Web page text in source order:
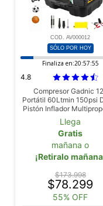
COD. AV000012
SÓLO POR HOY
Finaliza en:20:57:53
4.8
Compresor Gadnic
Portátil 60Ltmin 150psi
Pistón Inflador
Llega
Gratis
mañana o
¡Retiralo
$173.998
$78.299
55% OFF